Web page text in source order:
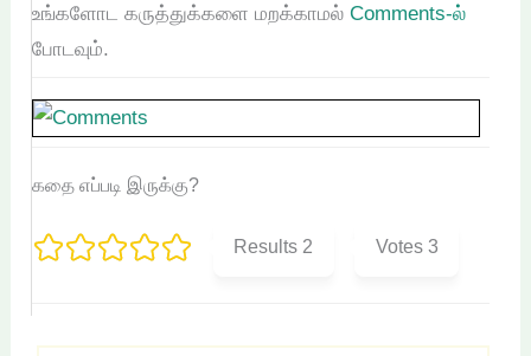
உங்களோட கருத்துக்களை மறக்காமல்Comments-ல்
போடவும்.
கதை எப்படி இருக்கு?
Results 2 Votes 3